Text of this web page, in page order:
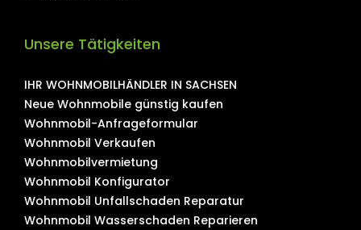
Unsere Tätigkeiten
IHR WOHNMOBILHÄNDLER IN SACHSEN
Neue Wohnmobile günstig kaufen
Wohnmobil-Anfrageformular
Wohnmobil Verkaufen
Wohnmobilvermietung
Wohnmobil Konfigurator
Wohnmobil Unfallschaden Reparatur
Wohnmobil Wasserschaden Reparieren